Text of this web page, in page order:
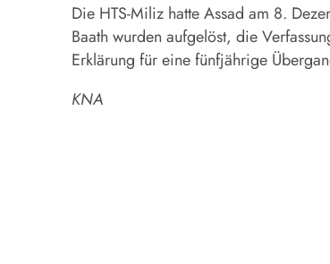
Die HTS-Miliz hatte Assad am 8.
Baath wurden aufgelöst, die
Erklärung für eine fünfjährige
KNA